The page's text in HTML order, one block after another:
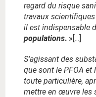
regard du risque
travaux
il est indispensable
populations. »[...]
S’agissant des
que sont le PFOA et
toute particulière,
mettre en œuvre les